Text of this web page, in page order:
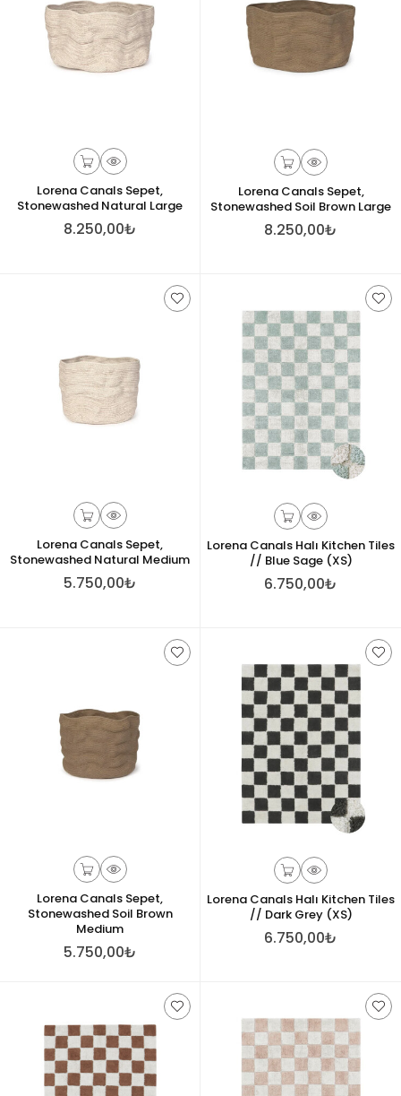
Lorena Canals Sepet,
Stonewashed Natural Large
8.250,00₺
Lorena Canals Sepet,
Stonewashed Soil Brown Large
8.250,00₺
Lorena Canals Sepet,
Stonewashed Natural Medium
5.750,00₺
Lorena Canals Halı Kitchen Tiles
// Blue Sage (XS)
6.750,00₺
Lorena Canals Sepet,
Stonewashed Soil Brown
Medium
5.750,00₺
Lorena Canals Halı Kitchen Tiles
// Dark Grey (XS)
6.750,00₺